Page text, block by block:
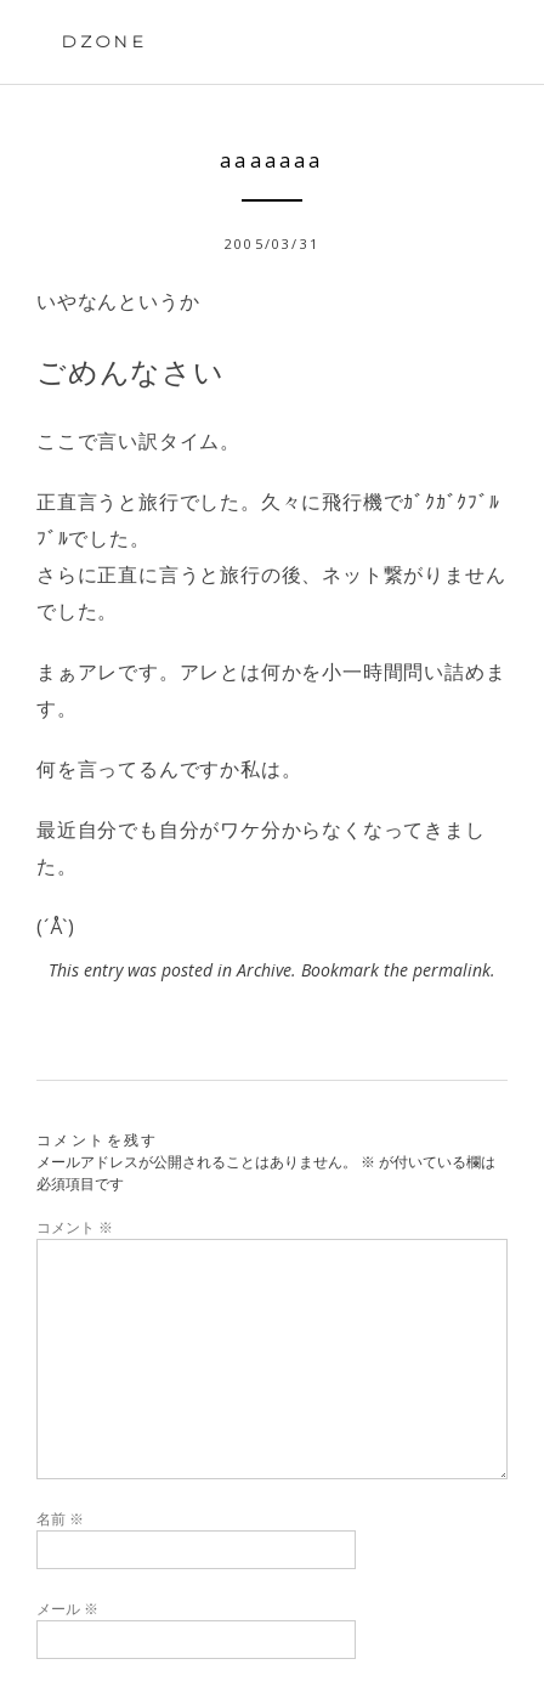
DZONE
aaaaaaa
2005/03/31
いやなんというか
ごめんなさい
ここで言い訳タイム。
正直言うと旅行でした。久々に飛行機でｶﾞｸｶﾞｸﾌﾞﾙ
ﾌﾞﾙでした。
さらに正直に言うと旅行の後、ネット繋がりません
でした。
まぁアレです。アレとは何かを小一時間問い詰めま
す。
何を言ってるんですか私は。
最近自分でも自分がワケ分からなくなってきまし
た。
(´Å`)
This entry was posted inArchive. Bookmark the permalink.
コメントを残す
メールアドレスが公開されることはありません。
※ が付いている欄は
必須項目です
コメント ※
名前 ※
メール ※